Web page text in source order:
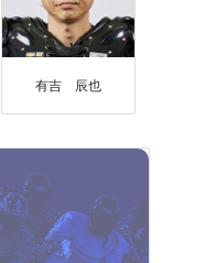
有吉 辰也